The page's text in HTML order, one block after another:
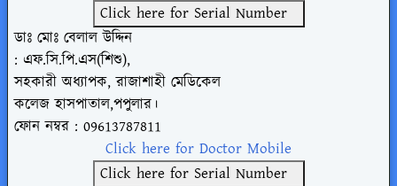
Click here for Serial Number
ডাঃ মোঃ বেলাল উদ্দিন
: এফ.সি.পি.এস(শিশু),
সহকারী অধ্যাপক, রাজাশাহী মেডিকেল
কলেজ হাসপাতাল,পপুলার।
ফোন নম্বর : 09613787811
Click here for Doctor Mobile
Click here for Serial Number